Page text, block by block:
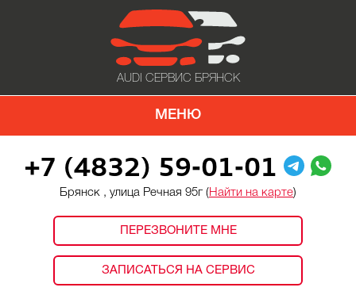
AUDI СЕРВИС БРЯНСК
МЕНЮ
ПЕРЕЗВОНИТЕ МНЕ
ЗАПИСАТЬСЯ НА СЕРВИС
+7 (4832) 59-01-01
Брянск , улица Речная 95г ( Найти на карте)